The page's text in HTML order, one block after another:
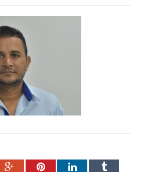
Google+PinterestLinkedInTumblr